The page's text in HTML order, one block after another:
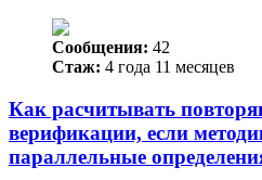
Сообщения: 42
Стаж: 4 года 11 месяцев
Как расчитывать
верификации, если
параллельные